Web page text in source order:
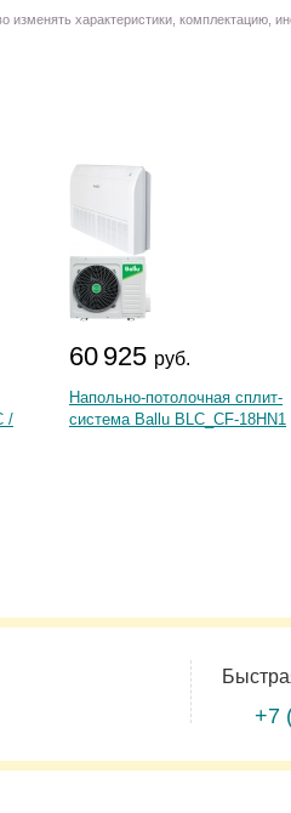
характеристики, комплектацию,
/
60 925 руб.
Напольно-потолочная сплит-
система Ballu BLC_CF-18HN1
+7